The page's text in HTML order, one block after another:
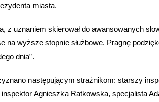
miasta.
z uznaniem skierował do awansowanych
wyższe stopnie służbowe. Pragnę
dnia”.
następującym strażnikom: starszy
inspektor Agnieszka Ratkowska, specjalista